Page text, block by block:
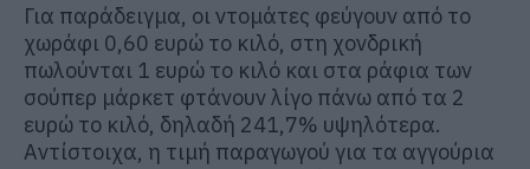
Για παράδειγμα, οι ντομάτες φεύγουν από το
χωράφι 0,60 ευρώ το κιλό, στη χονδρική
πωλούνται 1 ευρώ το κιλό και στα ράφια των
σούπερ μάρκετ φτάνουν λίγο πάνω από τα 2
ευρώ το κιλό, δηλαδή 241,7% υψηλότερα.
Αντίστοιχα, η τιμή παραγωγού για τα αγγούρια